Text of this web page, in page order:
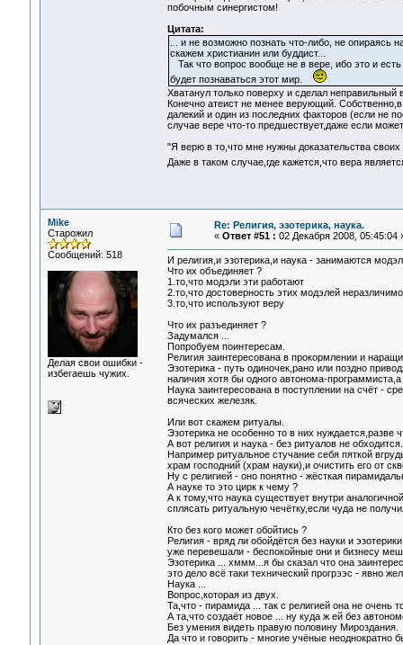
побочным синергистом!
Цитата:
... и не возможно познать что-либо, не
скажем христианин или буддист...
Так что вопрос вообще не в вере, ибо это и
будет познаваться этот мир.
Хватанул только поверху и сделал неправильный
Конечно атеист не менее верующий.
далекий и один из последних факторов (если не
случае вере что-то предшествует,даже если
"Я верю в то,что мне нужны доказательства своих
Даже в таком случае,где кажется,что вера
Mike
Старожил
Сообщений: 518
Делая свои ошибки -
избегаешь чужих.
Re: Религия, эзотерика, наука.
« Ответ #51 : 02 Декабря 2008, 05:45:04
И религия,и эзотерика,и наука - занимаются
Что их объединяет ?
1.то,что модэли эти работают
2.то,что достоверность этих модэлей
3.то,что используют веру
Что их разъединяет ?
Задумался ...
Попробуем поинтересам.
Религия заинтересована в прокормлении и
Эзотерика - путь одиночек,рано или поздно
наличия хотя бы одного автонома-
Наука заинтересована в поступлении на счёт -
всяческих железяк.
Или вот скажем ритуалы.
Эзотерика не особенно то в них нуждается,разве
А вот религия и наука - без ритуалов не обходится.
Например ритуальное стучание себя пяткой
храм господний (храм науки),и очистить его от
Ну с религией - оно понятно - жёсткая
А науке то это цирк к чему ?
А к тому,что наука существует внутри
сплясать ритуальную чечётку,если чуда не
Кто без кого может обойтись ?
Религия - вряд ли обойдётся без науки и
уже перевешали - беспокойные они и бизнесу
Эзотерика ... хммм...я бы сказал что она
это дело всё таки технический прогрээс - явно
Наука ...
Вопрос,которая из двух.
Та,что - пирамида ... так с религией она не очень
А та,что создаёт новое ... ну куда ж ей без
Без умения видеть правую половину Мироздания.
Да что и говорить - многие учёные